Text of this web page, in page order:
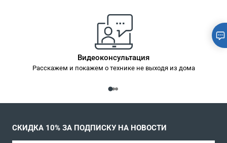
Видеоконсультация
Расскажем и покажем о технике не выходя из дома
СКИДКА 10% ЗА ПОДПИСКУ НА НОВОСТИ